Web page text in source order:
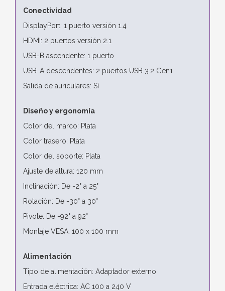
Conectividad
DisplayPort: 1 puerto versión 1.4
HDMI: 2 puertos versión 2.1
USB-B ascendente: 1 puerto
USB-A descendentes: 2 puertos USB 3.2 Gen1
Salida de auriculares: Sí
Diseño y ergonomía
Color del marco: Plata
Color trasero: Plata
Color del soporte: Plata
Ajuste de altura: 120 mm
Inclinación: De -2° a 25°
Rotación: De -30° a 30°
Pivote: De -92° a 92°
Montaje VESA: 100 x 100 mm
Alimentación
Tipo de alimentación: Adaptador externo
Entrada eléctrica: AC 100 a 240 V